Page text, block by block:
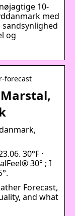
10-
med
og
forecast
30°F ·
30° ; I
Forecast,
and what